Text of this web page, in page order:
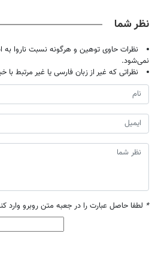
نظر شما
نظرات حاوی توهین و هرگونه نسبت ناروا
نمی‌شود.
نظراتی که غیر از زبان فارسی یا غیر مرتبط
* لطفا حاصل عبارت را در جعبه متن روبرو وارد